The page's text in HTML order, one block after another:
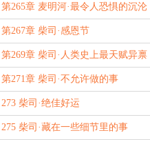
唯一可靠的路
第265章 麦明河·最令人恐惧的沉沦
第267章 柴司·感恩节
第269章 柴司·人类史上最天赋异禀
的猎人
第271章 柴司·不允许做的事
273 柴司·绝佳好运
275 柴司·藏在一些细节里的事